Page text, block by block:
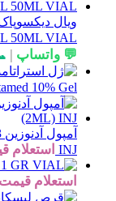
50ML VIAL
💬 واتساپ |
10% Gel
INJ استعلام
استعلام